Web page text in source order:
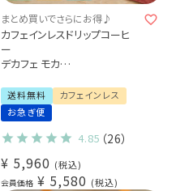
まとめ買いでさらにお得♪
カフェインレスドリップコーヒ
ー
デカフェ モカ
業務用 大容量パック
まとめ買いにおすすめ
送料無料
カフェインレス
お急ぎ便
4.85 （26）
¥ 5,960 税込
会員価格 ¥ 5,580 税込